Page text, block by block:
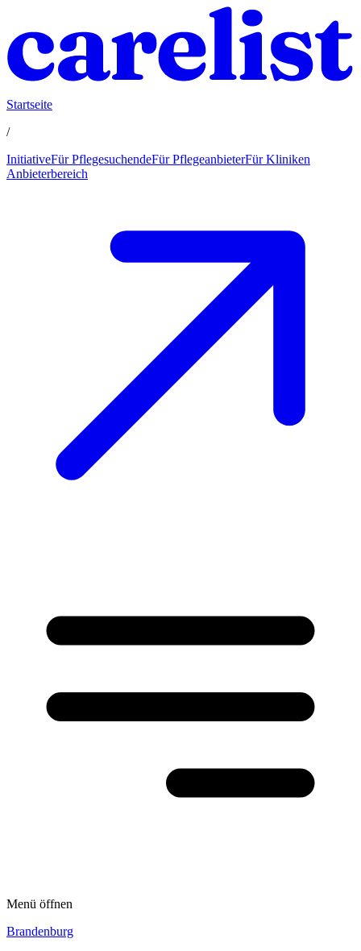
Startseite
/
InitiativeFür PflegesuchendeFür PflegeanbieterFür Kliniken
Anbieterbereich
Menü öffnen
Brandenburg